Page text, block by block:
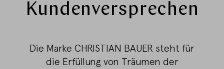
Kundenversprechen
Die Marke CHRISTIAN BAUER steht für
die Erfüllung von Träumen der